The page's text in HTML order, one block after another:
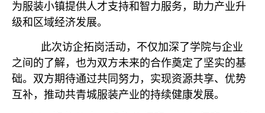
为服装小镇提供人才支持和智力服务，助力产业升
级和区域经济发展。
此次访企拓岗活动，不仅加深了学院与企业
之间的了解，也为双方未来的合作奠定了坚实的基
础。双方期待通过共同努力，实现资源共享、优势
互补，推动共青城服装产业的持续健康发展。